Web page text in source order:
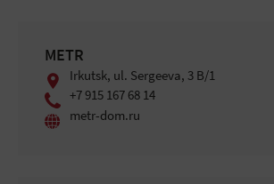
METR
Irkutsk, ul. Sergeeva, 3 B/1
+7 915 167 68 14
metr-dom.ru